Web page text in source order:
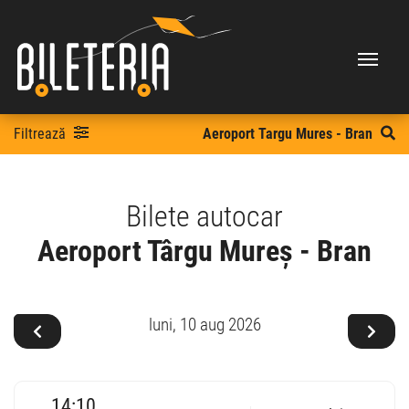
Filtrează Aeroport Targu Mures - Bran
Bilete autocar
Aeroport Târgu Mureș - Bran
luni, 10 aug 2026